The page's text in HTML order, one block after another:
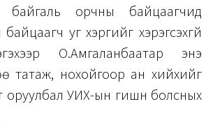
орчны байцаагчид
уг хэргийг хэрэгсэхгүй
О.Амгаланбаатар энэ
татаж, нохойгоор ан хийхийг
оруулбал УИХ-ын гишүүн болсных